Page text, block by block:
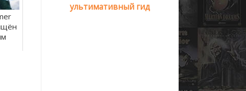
ультимативный гид